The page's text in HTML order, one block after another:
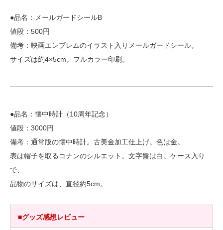
●品名：メールガードシールB
値段：500円
備考：映画エンブレムのイラスト入りメールガードシール。
サイズは約4×5cm。フルカラー印刷。
●品名：懐中時計（10周年記念）
値段：3000円
備考：通常版の懐中時計。古美金加工仕上げ。色は金。
表は帽子を取るコナンのシルエット。文字盤は白。ケース入り
で、
品物のサイズは、直径約5cm。
■グッズ感想レビュー